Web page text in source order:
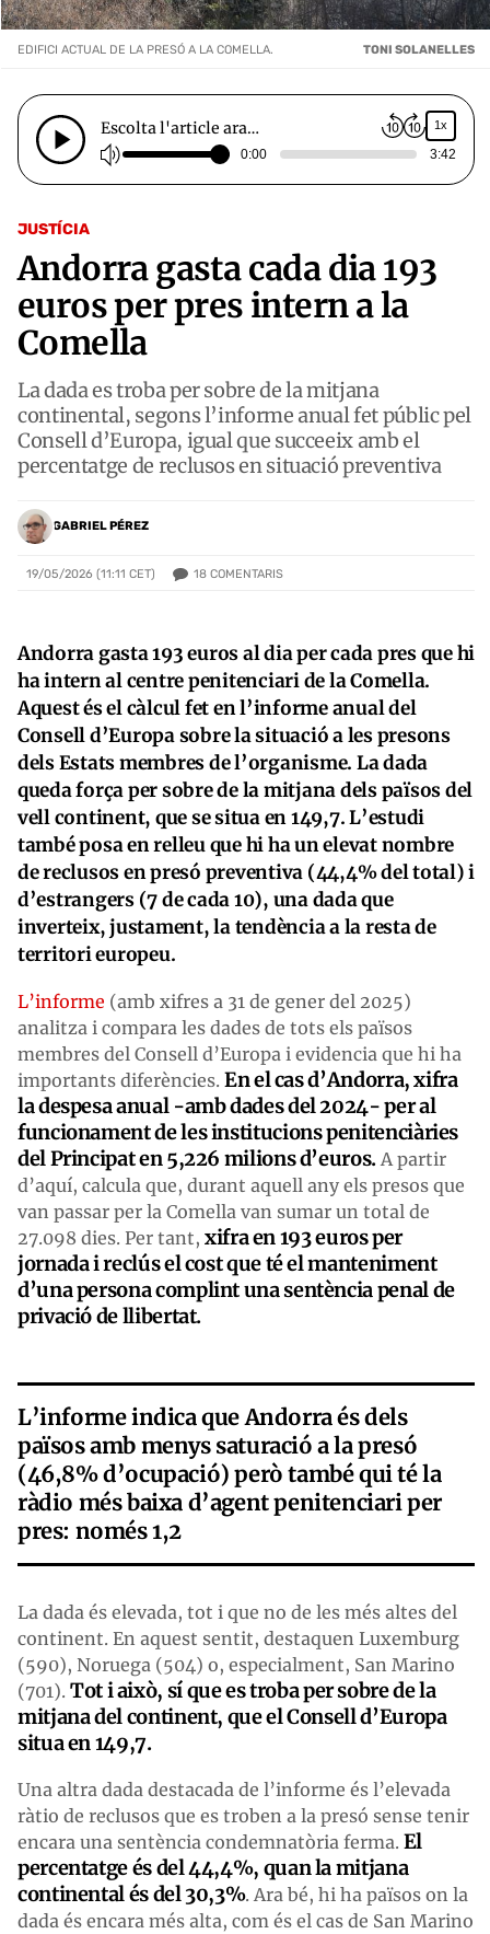
JUSTÍCIA
Andorra gasta cada dia 193
euros per pres intern a la
Comella
La dada es troba per sobre de la mitjana
continental, segons l’informe anual fet públic pel
Consell d’Europa, igual que succeeix amb el
percentatge de reclusos en situació preventiva
GABRIEL PÉREZ
19/05/2026 (11:11 CET) 18 COMENTARIS
EDIFICI ACTUAL DE LA PRESÓ A LA COMELLA. TONI SOLANELLES
Escolta l'article ara… 1x
0:00 3:42
Andorra gasta 193 euros al dia per cada pres que hi
ha intern al centre penitenciari de la Comella.
Aquest és el càlcul fet en l’informe anual del
Consell d’Europa sobre la situació a les presons
dels Estats membres de l’organisme. La dada
queda força per sobre de la mitjana dels països del
vell continent, que se situa en 149,7. L’estudi
també posa en relleu que hi ha un elevat nombre
de reclusos en presó preventiva (44,4% del total) i
d’estrangers (7 de cada 10), una dada que
inverteix, justament, la tendència a la resta de
territori europeu.
L’informe (amb xifres a 31 de gener del 2025)
analitza i compara les dades de tots els països
membres del Consell d’Europa i evidencia que hi ha
importants diferències. En el cas d’Andorra, xifra
la despesa anual -amb dades del 2024- per al
funcionament de les institucions penitenciàries
del Principat en 5,226 milions d’euros.A partir
d’aquí, calcula que, durant aquell any els presos que
van passar per la Comella van sumar un total de
27.098 dies. Per tant, xifra en 193 euros per
jornada i reclús el cost que té el manteniment
d’una persona complint una sentència penal de
privació de llibertat.
L’informe indica que Andorra és dels
països amb menys saturació a la presó
(46,8% d’ocupació) però també qui té la
ràdio més baixa d’agent penitenciari per
pres: només 1,2
La dada és elevada, tot i que no de les més altes del
continent. En aquest sentit, destaquen Luxemburg
(590), Noruega (504) o, especialment, San Marino
(701). Tot i això, sí que es troba per sobre de la
mitjana del continent, que el Consell d’Europa
situa en 149,7.
Una altra dada destacada de l’informe és l’elevada
ràtio de reclusos que es troben a la presó sense tenir
encara una sentència condemnatòria ferma. El
percentatge és del 44,4%, quan la mitjana
continental és del 30,3%. Ara bé, hi ha països on la
dada és encara més alta, com és el cas de San Marino